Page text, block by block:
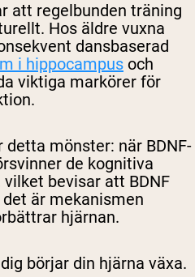
att regelbunden träning
Hos äldre vuxna
dansbaserad
i hippocampus och
viktiga markörer för
detta mönster: när BDNF-
de kognitiva
bevisar att BDNF
är mekanismen
hjärnan.
börjar din hjärna växa.